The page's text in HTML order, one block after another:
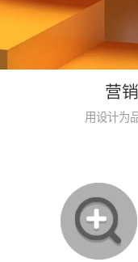
营
用设计为